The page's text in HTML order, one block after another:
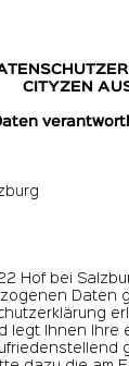
CITYZEN
Hof bei
Ihnen